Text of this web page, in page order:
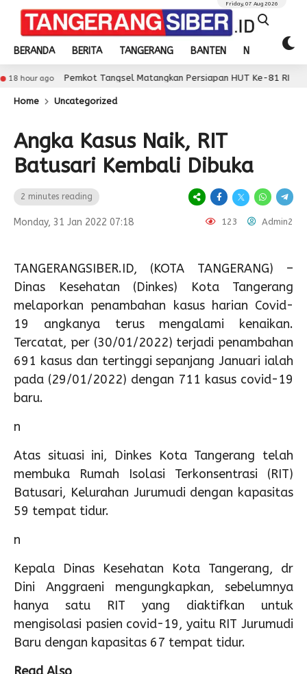
BERANDA BERITA TANGERANG BANTEN NASIONAL
Friday, 07 Aug 2026
Pemkot Tangsel Matangkan Persiapan HUT Ke-81 RI 18 hour
Home Uncategorized
Angka Kasus Naik, RIT
Batusari Kembali Dibuka
2 minutes reading
Monday, 31 Jan 2022 07:18 123 Admin2
TANGERANGSIBER.ID, (KOTA TANGERANG) –
Dinas Kesehatan (Dinkes) Kota Tangerang
melaporkan penambahan kasus harian Covid-
19 angkanya terus mengalami kenaikan.
Tercatat, per (30/01/2022) terjadi penambahan
691 kasus dan tertinggi sepanjang Januari ialah
pada (29/01/2022) dengan 711 kasus covid-19
baru.
n
Atas situasi ini, Dinkes Kota Tangerang telah
membuka Rumah Isolasi Terkonsentrasi (RIT)
Batusari, Kelurahan Jurumudi dengan kapasitas
59 tempat tidur.
n
Kepala Dinas Kesehatan Kota Tangerang, dr
Dini Anggraeni mengungkapkan, sebelumnya
hanya satu RIT yang diaktifkan untuk
mengisolasi pasien covid-19, yaitu RIT Jurumudi
Baru dengan kapasitas 67 tempat tidur.